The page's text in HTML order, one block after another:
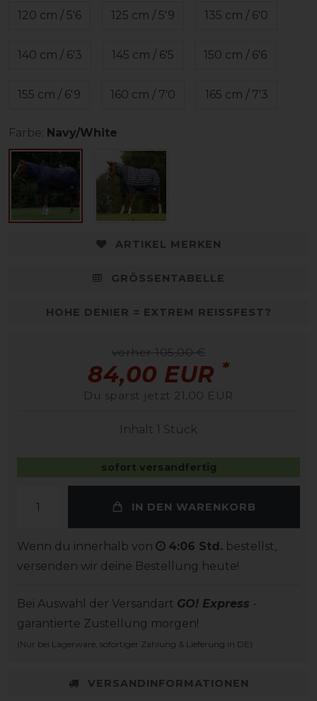
120 cm / 5'6 125 cm / 5'9 135 cm / 6'0
140 cm / 6'3 145 cm / 6'5 150 cm / 6'6
155 cm / 6'9 160 cm / 7'0 165 cm / 7'3
Farbe: Navy/White
ARTIKEL MERKEN
GRÖSSENTABELLE
HOHE DENIER = EXTREM REISSFEST?
vorher 105,00 €
84,00 EUR *
Du sparst jetzt 21,00 EUR
Inhalt 1 Stück
sofort versandfertig
IN DEN WARENKORB
Wenn du innerhalb von 4:06 Std. bestellst,
versenden wir deine Bestellung heute!
Bei Auswahl der Versandart GO! Express -
garantierte Zustellung morgen!
(Nur bei Lagerware, sofortiger Zahlung & Lieferung in DE)
VERSANDINFORMATIONEN